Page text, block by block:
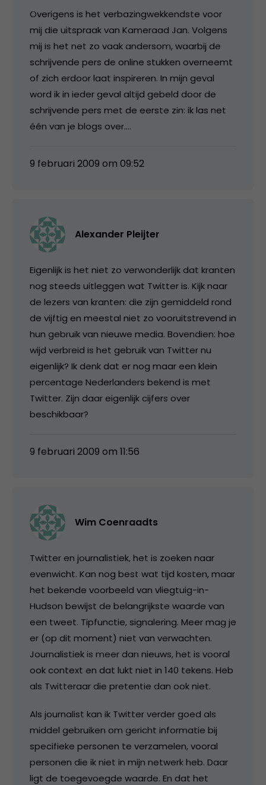
Overigens is het verbazingwekkendste voor
mij die uitspraak van Kameraad Jan. Volgens
mij is het net zo vaak andersom, waarbij de
schrijvende pers de online stukken overneemt
of zich erdoor laat inspireren. In mijn geval
word ik in ieder geval altijd gebeld door de
schrijvende pers met de eerste zin: ik las net
één van je blogs over….
9 februari 2009 om 09:52
Alexander Pleijter
Eigenlijk is het niet zo verwonderlijk dat kranten
nog steeds uitleggen wat Twitter is. Kijk naar
de lezers van kranten: die zijn gemiddeld rond
de vijftig en meestal niet zo vooruitstrevend in
hun gebruik van nieuwe media. Bovendien: hoe
wijd verbreid is het gebruik van Twitter nu
eigenlijk? Ik denk dat er nog maar een klein
percentage Nederlanders bekend is met
Twitter. Zijn daar eigenlijk cijfers over
beschikbaar?
9 februari 2009 om 11:56
Wim Coenraadts
Twitter en journalistiek, het is zoeken naar
evenwicht. Kan nog best wat tijd kosten, maar
het bekende voorbeeld van vliegtuig-in-
Hudson bewijst de belangrijkste waarde van
een tweet. Tipfunctie, signalering. Meer mag je
er (op dit moment) niet van verwachten.
Journalistiek is meer dan nieuws, het is vooral
ook context en dat lukt niet in 140 tekens. Heb
als Twitteraar die pretentie dan ook niet.
Als journalist kan ik Twitter verder goed als
middel gebruiken om gericht informatie bij
specifieke personen te verzamelen, vooral
personen die ik niet in mijn netwerk heb. Daar
ligt de toegevoegde waarde. En dat het